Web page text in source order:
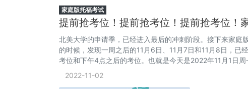
家庭版托福考试
提前抢考位！提前抢考位！提前抢考位！
北美大学的申请季，已经进入最后的冲刺阶段。接下来家
的时候，发现一周之后的11月6日、11月7日和11月8日，已
考位和下午4点之后的考位。也就是今天是2022年11月1日
估计下周三的考位很快也会抢
2022-11-02